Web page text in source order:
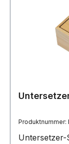
Produktnummer:
Untersetzer-